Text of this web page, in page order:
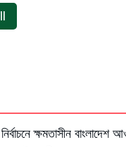
ক্ষমতাসীন বাংলাদেশ